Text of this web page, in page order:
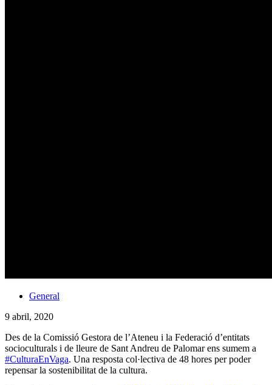
General
9 abril, 2020
Des de la Comissió Gestora de l’Ateneu i la Federació d’entitats
socioculturals i de lleure de Sant Andreu de Palomar ens sumem a
#CulturaEnVaga. Una resposta col·lectiva de 48 hores per poder
repensar la sostenibilitat de la cultura.